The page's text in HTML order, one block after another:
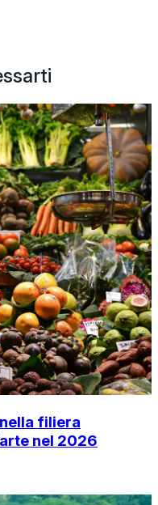
filiera
nel 2026